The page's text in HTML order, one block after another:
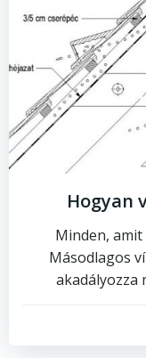
Hogyan
Minden,
Másodlagos
akadályozza